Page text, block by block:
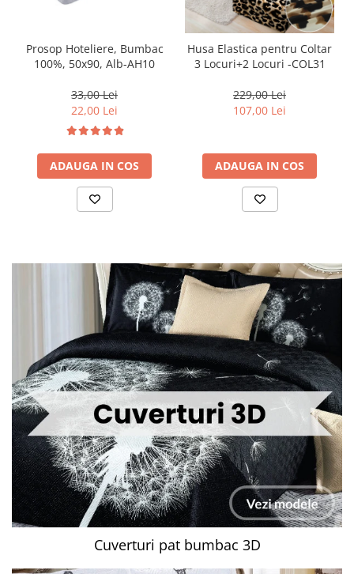
Prosop Hoteliere, Bumbac
100%, 50x90, Alb-AH10
33,00 Lei
22,00 Lei
ADAUGA IN COS
Husa Elastica pentru Coltar
3 Locuri+2 Locuri -COL31
229,00 Lei
107,00 Lei
ADAUGA IN COS
Cuverturi pat bumbac 3D